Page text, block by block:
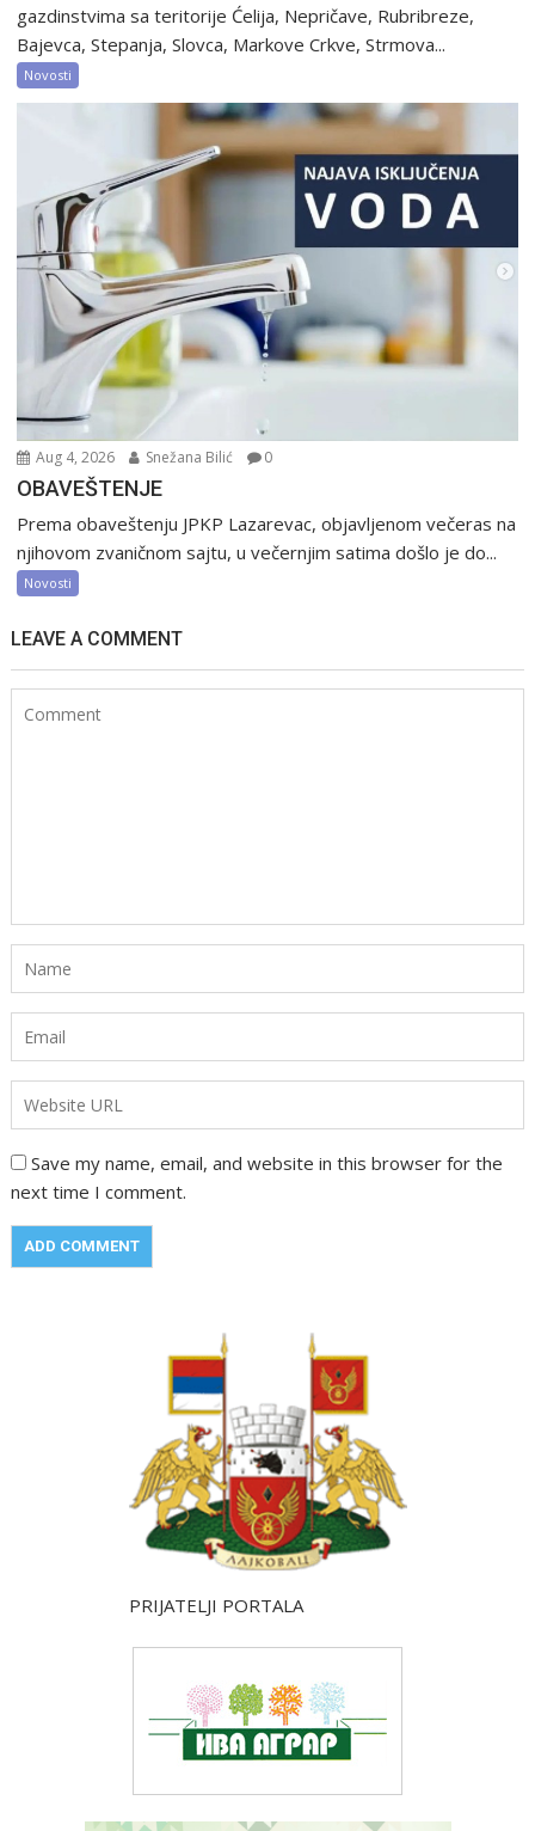
gazdinstvima sa teritorije Ćelija, Nepričave, Rubribreze,
Bajevca, Stepanja, Slovca, Markove Crkve, Strmova...
Novosti
Aug 4, 2026 Snežana Bilić 0
OBAVEŠTENJE
Prema obaveštenju JPKP Lazarevac, objavljenom večeras na
njihovom zvaničnom sajtu, u večernjim satima došlo je do...
Novosti
LEAVE A COMMENT
Save my name, email, and website in this browser for the
next time I comment.
PRIJATELJI PORTALA